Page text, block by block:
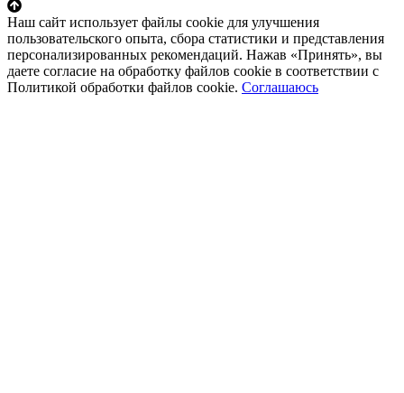
Наш сайт использует файлы cookie для улучшения
пользовательского опыта, сбора статистики и представления
персонализированных рекомендаций. Нажав «Принять», вы
даете согласие на обработку файлов cookie в соответствии с
Политикой обработки файлов cookie. Соглашаюсь